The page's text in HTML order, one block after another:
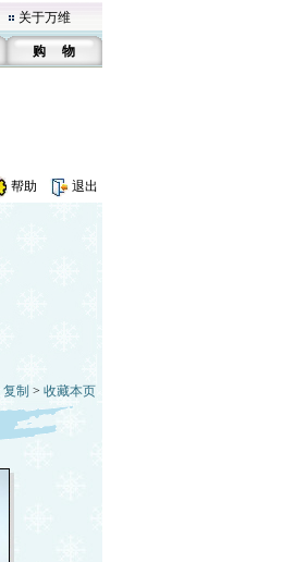
关于万维
购 物
帮助 退出
复制 > 收藏本页